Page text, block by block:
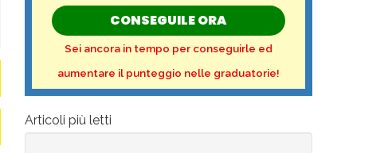
CONSEGUILE ORA
Sei ancora in tempo per conseguirle ed
aumentare il punteggio nelle graduatorie!
Articoli più letti